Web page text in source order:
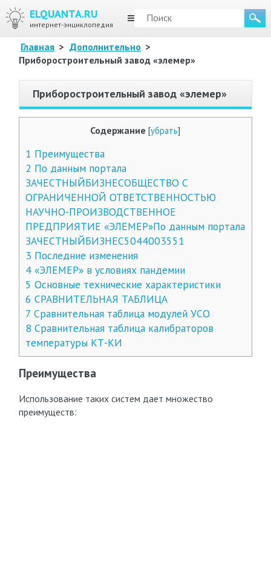
ELQUANTA.RU
интернет-энциклопедия
МЕНЮ
Главная > Дополнительно >
Приборостроительный завод «элемер»
Приборостроительный завод «элемер»
Содержание [убрать]
1 Преимущества
2 По данным портала
ЗАЧЕСТНЫЙБИЗНЕСОБЩЕСТВО С
ОГРАНИЧЕННОЙ ОТВЕТСТВЕННОСТЬЮ
НАУЧНО-ПРОИЗВОДСТВЕННОЕ
ПРЕДПРИЯТИЕ «ЭЛЕМЕР»По данным портала
ЗАЧЕСТНЫЙБИЗНЕС5044003551
3 Последние изменения
4«ЭЛЕМЕР» в условиях пандемии
5 Основные технические характеристики
6 СРАВНИТЕЛЬНАЯ ТАБЛИЦА
7 Сравнительная таблица модулей УСО
8 Сравнительная таблица калибраторов
температуры КТ-КИ
Преимущества
Использование таких систем дает множество
преимуществ: